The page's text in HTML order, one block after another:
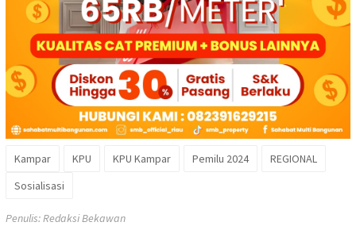
Kampar KPU KPU Kampar Pemilu 2024
REGIONAL
Sosialisasi
Penulis: Redaksi Bekawan